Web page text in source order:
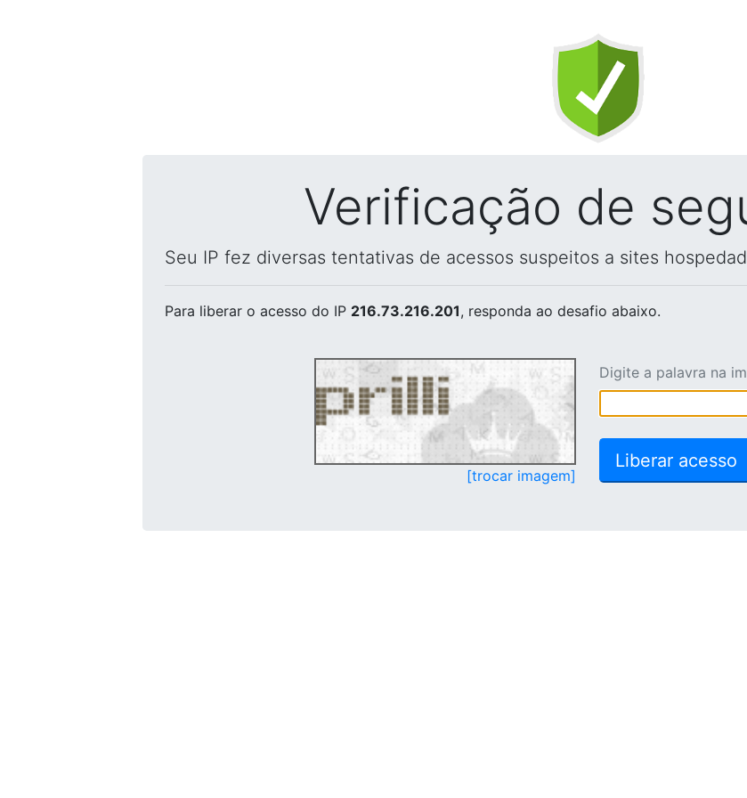
Verificação de
Seu IP fez diversas tentativas de acessos suspeitos a sites
Para liberar o acesso do IP 216.73.216.201, responda ao desafio abaixo.
[trocar imagem]
Digite a palavra na